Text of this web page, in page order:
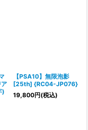
)
【PSA10】無限泡影
[25th] {RC04-JP076}
19,800円(税込)